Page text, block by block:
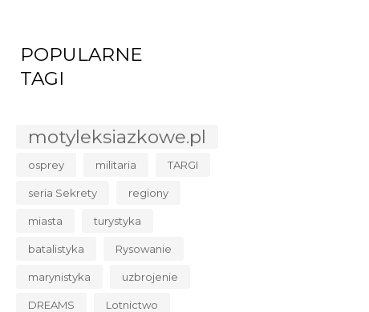
POPULARNE
TAGI
motyleksiazkowe.pl
osprey militaria TARGI
seria Sekrety regiony
miasta turystyka
batalistyka Rysowanie
marynistyka uzbrojenie
DREAMS Lotnictwo